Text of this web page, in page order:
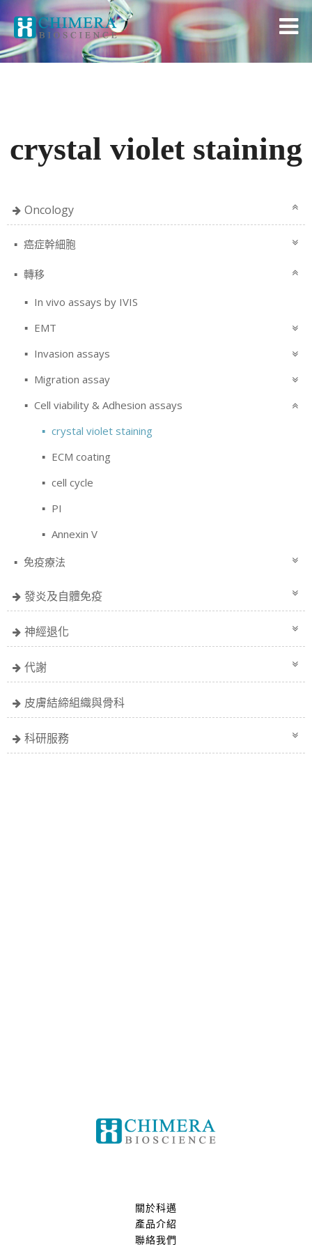
crystal violet staining
Oncology
癌症幹細胞
轉移
In vivo assays by IVIS
EMT
Invasion assays
Migration assay
Cell viability & Adhesion assays
crystal violet staining
ECM coating
cell cycle
PI
Annexin V
免疫療法
發炎及自體免疫
神經退化
代謝
皮膚結締組織與骨科
科研服務
關於科邁
產品介紹
聯絡我們